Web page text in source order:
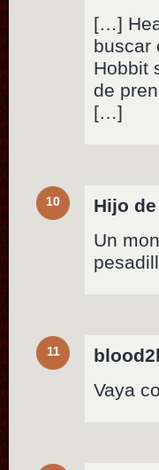
[…]
buscar
Hobbit
de
[…]
10 Hijo
Un
11
Vaya